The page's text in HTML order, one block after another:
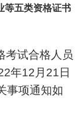
等五类资格证书
考试合格人员
年12月21日
事项通知如